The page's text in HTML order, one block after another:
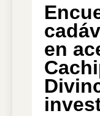
en